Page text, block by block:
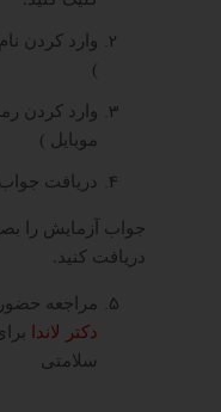
وارد کردن
)
وارد کردن
موبایل )
دریافت
جواب آزمایش را
دریافت کنید.
مراجعه
دکتر لاندا
سلامتی